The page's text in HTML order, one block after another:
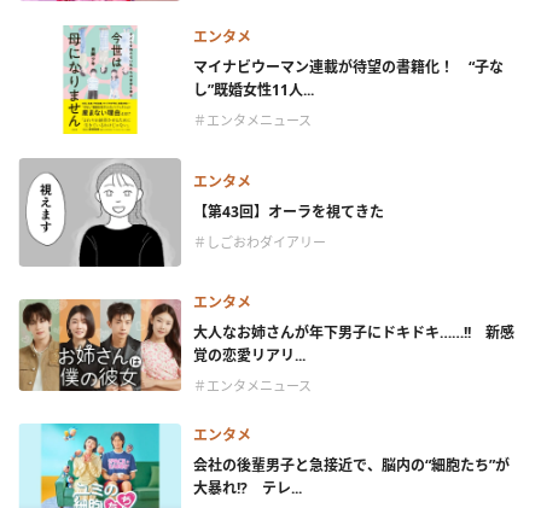
エンタメ
マイナビウーマン連載が待望の書籍化！ “子な
し”既婚女性11人...
＃エンタメニュース
エンタメ
【第43回】オーラを視てきた
＃しごおわダイアリー
エンタメ
大人なお姉さんが年下男子にドキドキ……!! 新感
覚の恋愛リアリ...
＃エンタメニュース
エンタメ
会社の後輩男子と急接近で、脳内の“細胞たち”が
大暴れ!? テレ...